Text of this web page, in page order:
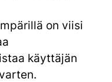
on viisi
käyttäjän